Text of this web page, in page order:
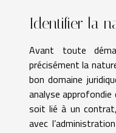
Identifier la
Avant toute
précisément la
bon domaine
analyse approfondie
soit lié à un
avec